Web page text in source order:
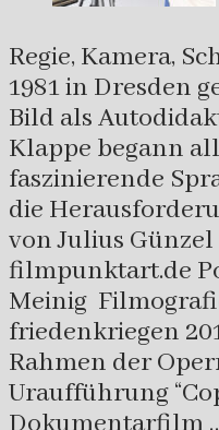
Regie, Kamera,
1981 in Dresden
Bild als
Klappe begann
faszinierende
die
von Julius Günzel
filmpunktart.de
Meinig
friedenkriegen
Rahmen der
Uraufführung